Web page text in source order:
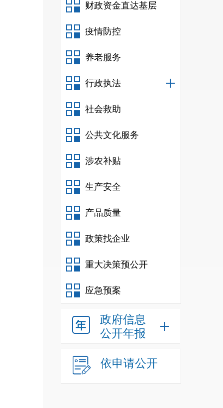
财政资金直达基层
疫情防控
养老服务
行政执法
社会救助
公共文化服务
涉农补贴
生产安全
产品质量
政策找企业
重大决策预公开
应急预案
政府信息
公开年报
依申请公开